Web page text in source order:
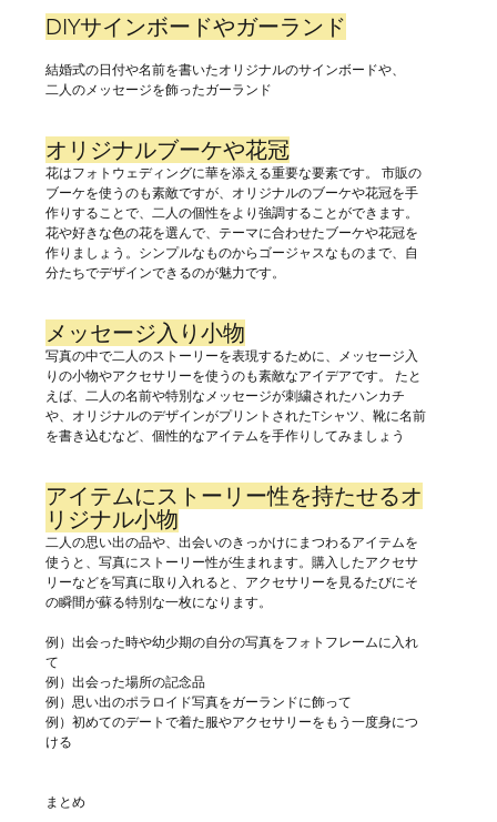
DIYサインボードやガーランド
結婚式の日付や名前を書いたオリジナルのサインボードや、
二人のメッセージを飾ったガーランド
オリジナルブーケや花冠
花はフォトウェディングに華を添える重要な要素です。 市販の
ブーケを使うのも素敵ですが、オリジナルのブーケや花冠を手
作りすることで、二人の個性をより強調することができます。
花や好きな色の花を選んで、テーマに合わせたブーケや花冠を
作りましょう。シンプルなものからゴージャスなものまで、自
分たちでデザインできるのが魅力です。
メッセージ入り小物
写真の中で二人のストーリーを表現するために、メッセージ入
りの小物やアクセサリーを使うのも素敵なアイデアです。 たと
えば、二人の名前や特別なメッセージが刺繍されたハンカチ
や、オリジナルのデザインがプリントされたTシャツ、靴に名前
を書き込むなど、個性的なアイテムを手作りしてみましょう
アイテムにストーリー性を持たせるオ
リジナル小物
二人の思い出の品や、出会いのきっかけにまつわるアイテムを
使うと、写真にストーリー性が生まれます。購入したアクセサ
リーなどを写真に取り入れると、アクセサリーを見るたびにそ
の瞬間が蘇る特別な一枚になります。
例）出会った時や幼少期の自分の写真をフォトフレームに入れ
て
例）出会った場所の記念品
例）思い出のポラロイド写真をガーランドに飾って
例）初めてのデートで着た服やアクセサリーをもう一度身につ
ける
まとめ